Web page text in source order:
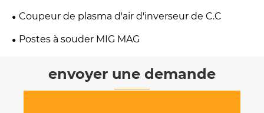
Coupeur de plasma d'air d'inverseur de C.C
Postes à souder MIG MAG
envoyer une demande